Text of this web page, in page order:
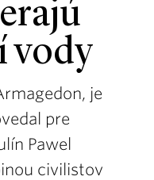
vody
je
pre
Pawel
civilistov